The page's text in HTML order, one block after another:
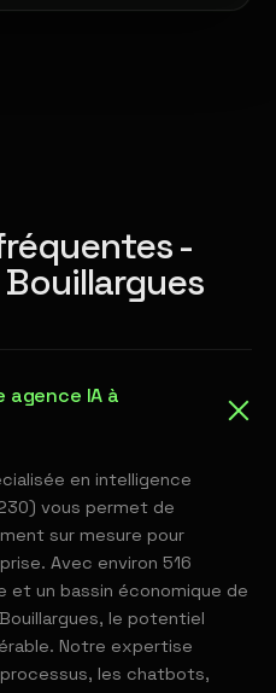
-
agence IA à
en intelligence
vous permet de
sur mesure pour
Avec environ 516
et un bassin économique de
le potentiel
Notre expertise
les chatbots,